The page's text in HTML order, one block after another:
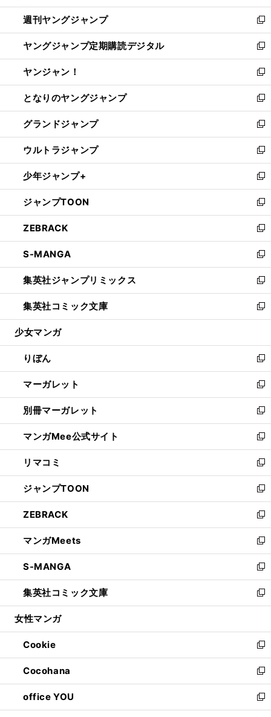
開
く
ウ
で
開
く
ン
ド
ウ
で
開
く
ウ
ィ
ン
ド
ウ
で
開
く
週刊ヤングジャンプ
新
し
い
ウ
ィ
ン
ド
ウ
で
開
く
ヤングジャンプ定期購読デジタル
新
し
い
ウ
ィ
ン
ド
ウ
で
開
く
ヤンジャン！
新
し
い
ウ
ィ
ン
ド
ウ
で
開
く
となりのヤングジャンプ
新
し
い
ウ
ィ
ン
ド
ウ
で
開
く
グランドジャンプ
新
し
い
ウ
ィ
ン
ド
ウ
で
開
く
ウルトラジャンプ
新
し
い
ウ
ィ
ン
ド
ウ
で
開
く
少年ジャンプ+
新
し
い
ウ
ィ
ン
ド
ウ
で
開
く
ジャンプTOON
新
し
い
ウ
ィ
ン
ド
ウ
で
開
ZEBRACK
新
し
い
ウ
ィ
ン
ド
ウ
開
く
S-MANGA
新
し
い
ウ
ィ
ン
ウ
で
開
く
集英社ジャンプリミックス
新
し
い
ウ
ン
ド
ウ
で
開
く
集英社コミック文庫
新
し
ウ
ィ
ン
ド
ウ
で
開
く
少女マンガ
りぼん
新
し
い
ウ
ィ
ン
ド
ウ
で
開
く
マーガレット
新
し
い
ウ
ィ
ン
ド
ウ
で
開
く
別冊マーガレット
新
し
い
ウ
ィ
ン
ド
ウ
で
開
く
マンガMee公式サイト
新
し
い
ウ
ィ
ン
ド
ウ
で
開
く
リマコミ
新
し
い
ウ
ィ
ン
ド
ウ
で
開
く
ジャンプTOON
新
し
い
ウ
ィ
ン
ド
ウ
で
開
ZEBRACK
新
し
い
ウ
ィ
ン
ド
ウ
開
く
マンガMeets
新
し
い
ウ
ィ
ン
ウ
で
開
く
S-MANGA
新
し
い
ウ
ン
ド
ウ
で
開
く
集英社コミック文庫
新
し
ウ
ィ
ン
ド
ウ
で
開
女性マンガ
Cookie
新
し
い
ウ
ィ
ン
Cocohana
新
し
い
ウ
office YOU
新
し